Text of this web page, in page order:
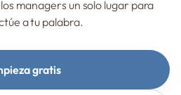
managers un solo lugar para
a tu palabra.
gratis